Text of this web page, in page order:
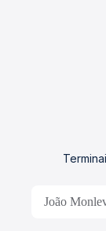
João